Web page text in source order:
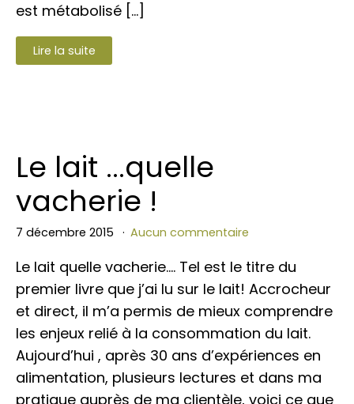
est métabolisé […]
Lire la suite
Le lait ...quelle
vacherie !
7 décembre 2015 Aucun commentaire
Le lait quelle vacherie.... Tel est le titre du
premier livre que j’ai lu sur le lait! Accrocheur
et direct, il m’a permis de mieux comprendre
les enjeux relié à la consommation du lait.
Aujourd’hui , après 30 ans d’expériences en
alimentation, plusieurs lectures et dans ma
pratique auprès de ma clientèle, voici ce que